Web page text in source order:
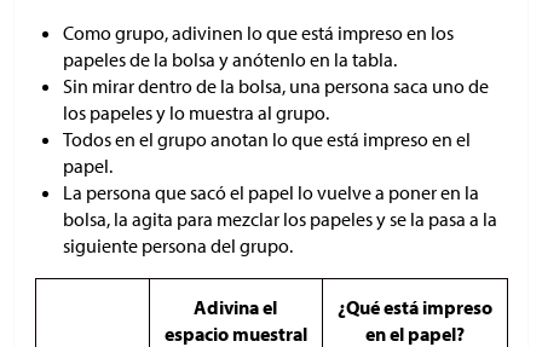
Como grupo, adivinen lo que está impreso en los
papeles de la bolsa y anótenlo en la tabla.
Sin mirar dentro de la bolsa, una persona saca uno de
los papeles y lo muestra al grupo.
Todos en el grupo anotan lo que está impreso en el
papel.
La persona que sacó el papel lo vuelve a poner en la
bolsa, la agita para mezclar los papeles y se la pasa a la
siguiente persona del grupo.
Adivina el
espacio muestral
¿Qué está impreso
en el papel?